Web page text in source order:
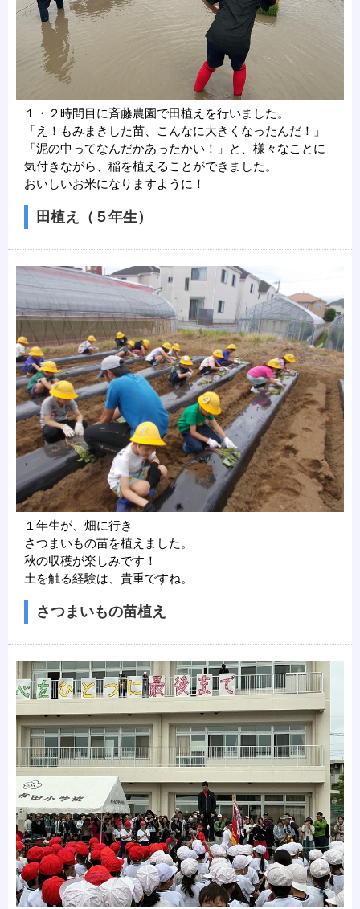
１・２時間目に斉藤農園で田植えを行いました。
「え！もみまきした苗、こんなに大きくなったんだ！」
「泥の中ってなんだかあったかい！」と、様々なことに
気付きながら、稲を植えることができました。
おいしいお米になりますように！
田植え（５年生）
１年生が、畑に行き
さつまいもの苗を植えました。
秋の収穫が楽しみです！
土を触る経験は、貴重ですね。
さつまいもの苗植え